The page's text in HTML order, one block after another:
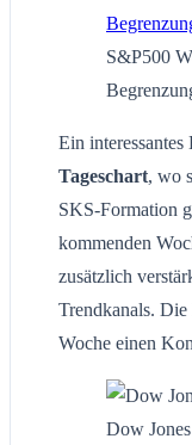
S&P500
Ein
Tageschart, wo
SKS-Formation
kommenden
zusätzlich
Trendkanals. Die
Woche einen
Dow